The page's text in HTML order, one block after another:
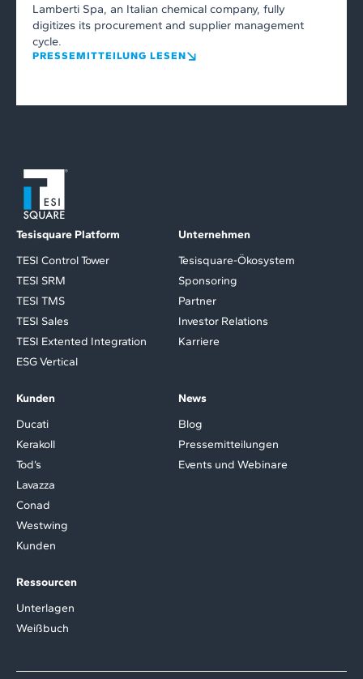
Lamberti Spa, an Italian chemical company, fully
digitizes its procurement and supplier management
cycle.
PRESSEMITTEILUNG LESEN
Tesisquare Platform
TESI Control Tower
TESI SRM
TESI TMS
TESI Sales
TESI Extented Integration
ESG Vertical
Unternehmen
Tesisquare-Ökosystem
Sponsoring
Partner
Investor Relations
Karriere
Kunden
Ducati
Kerakoll
Tod’s
Lavazza
Conad
Westwing
Kunden
News
Blog
Pressemitteilungen
Events und Webinare
Ressourcen
Unterlagen
Weißbuch